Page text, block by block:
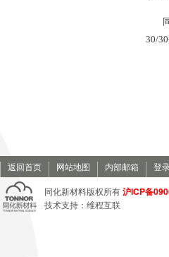
同
30/
返回首页 网站地图 内部邮箱 登
同化新材料版权所有 沪ICP备
技术支持： 维程互联